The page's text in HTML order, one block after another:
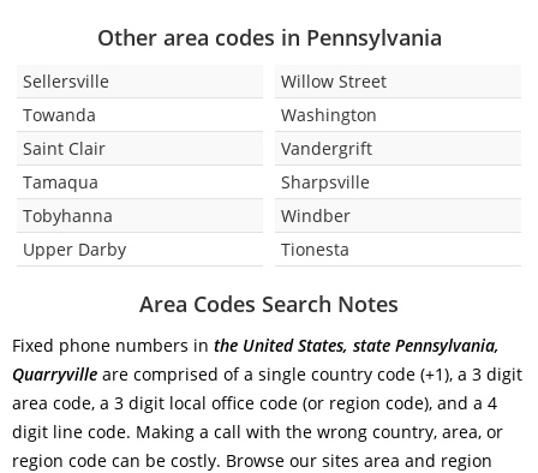
Other area codes in Pennsylvania
Sellersville
Towanda
Saint Clair
Tamaqua
Tobyhanna
Upper Darby
Willow Street
Washington
Vandergrift
Sharpsville
Windber
Tionesta
Area Codes Search Notes
Fixed phone numbers in the United States, state Pennsylvania,
Quarryville are comprised of a single country code (+1), a 3 digit
area code, a 3 digit local office code (or region code), and a 4
digit line code. Making a call with the wrong country, area, or
region code can be costly. Browse our sites area and region